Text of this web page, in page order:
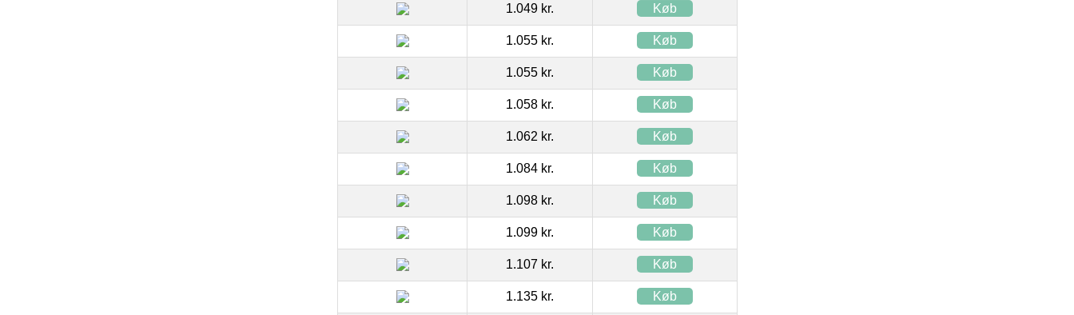
1.049 kr. Køb
1.055 kr. Køb
1.055 kr. Køb
1.058 kr. Køb
1.062 kr. Køb
1.084 kr. Køb
1.098 kr. Køb
1.099 kr. Køb
1.107 kr. Køb
1.135 kr. Køb